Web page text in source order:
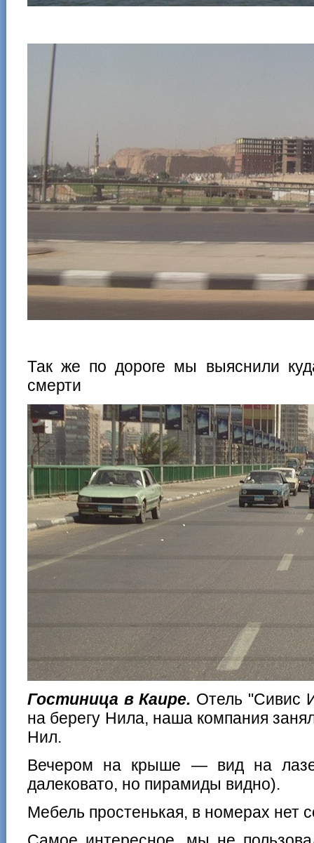
Так же по дороге мы выяснили
смерти
Гостиница в Каире. Отель "Сивис
на берегу Нила, наша компания
Нил.
Вечером на крыше — вид на
далековато, но пирамиды видно).
Мебель простенькая, в номерах нет